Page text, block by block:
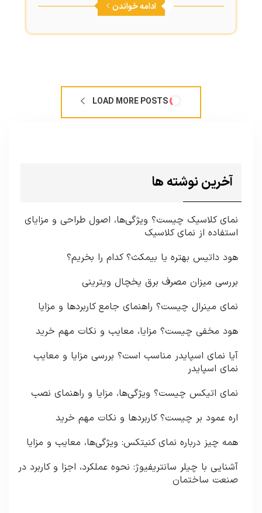
ادامه خواندن
LOAD MORE POSTS
آخرین نوشته ها
نمای کلاسیک چیست؟ ویژگی‌ها، اصول طراحی و مزایای
استفاده از نمای کلاسیک
هود داتیس بهتره یا بیمکث؟ کدام را بخریم؟
بررسی میزان مصرف برق یخچال ویترینی
نمای مینرال چیست؟ راهنمای جامع کاربردها و مزایا
هود مخفی چیست؟ مزایا، معایب و نکات مهم خرید
آیا نمای اسپایدر مناسب است؟ بررسی مزایا و معایب
نمای اسپایدر
نمای اتیکس چیست؟ ویژگی‌ها، مزایا و راهنمای نصب
اره عمود بر چیست؟ کاربردها و نکات مهم خرید
همه چیز درباره نمای کنیتکس: ویژگی‌ها، معایب و مزایا
آشنایی با چیلر سانتریفیوژ: نحوه عملکرد، اجزا و کاربرد در
صنعت ساختمان